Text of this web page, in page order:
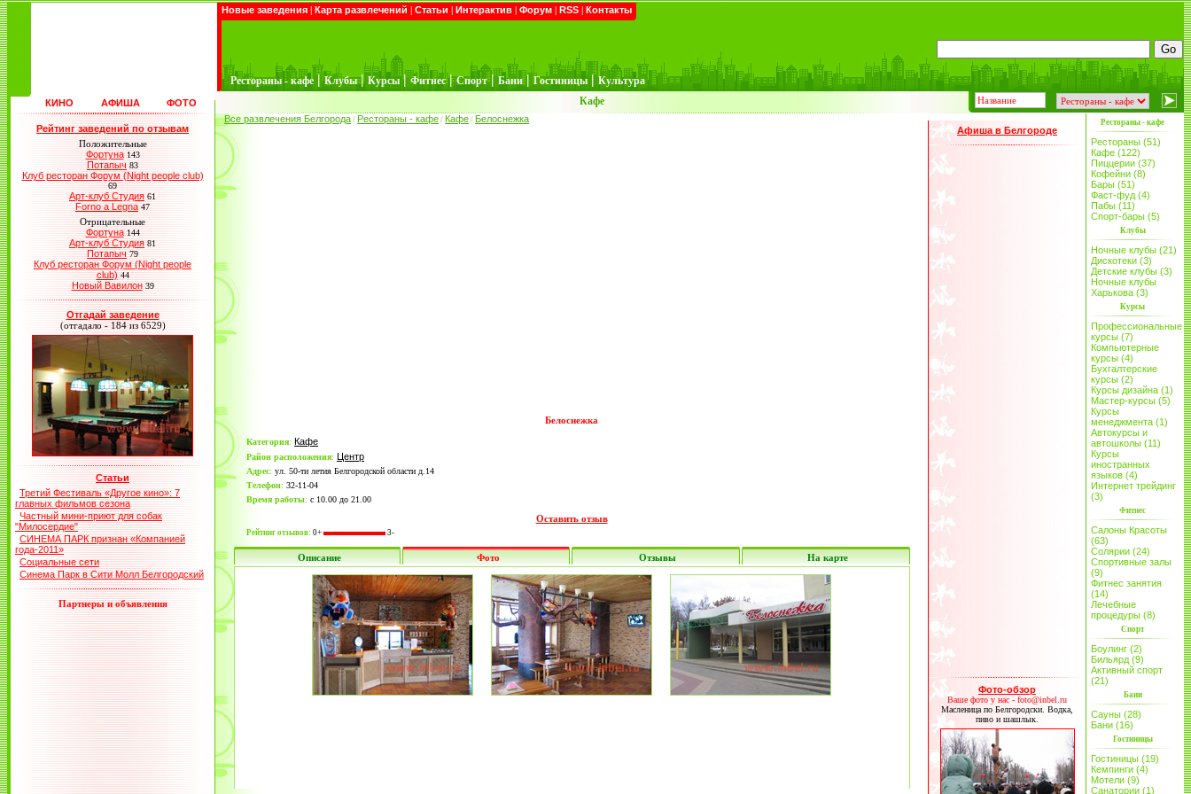
Новые заведения | Карта развлечений | Статьи | Интерактив | Форум | RSS | Контакты
Рестораны - кафе | Клубы | Курсы | Фитнес | Спорт | Бани | Гостиницы | Культура
КИНО АФИША ФОТО Кафе
Рейтинг заведений по отзывам
Положительные
Фортуна 143
Потапыч 83
Клуб ресторан Форум (Night people club)
69
Арт-клуб Студия 61
Forno a Legna 47
Отрицательные
Фортуна 144
Арт-клуб Студия 81
Потапыч 79
Клуб ресторан Форум (Night people
club) 44
Новый Вавилон 39
Отгадай заведение
(отгадало - 184 из 6529)
Статьи
Третий Фестиваль «Другое кино»: 7
главных фильмов сезона
Частный мини-приют для собак
"Милосердие"
СИНЕМА ПАРК признан «Компанией
года-2011»
Социальные сети
Синема Парк в Сити Молл Белгородский
Партнеры и объявления
Все развлечения Белгорода / Рестораны - кафе / Кафе / Белоснежка
Белоснежка
Категория: Кафе
Район расположения: Центр
Адрес: ул. 50-ти летия Белгородской области д.14
Телефон: 32-11-04
Время работы: с 10.00 до 21.00
Оставить отзыв
Рейтинг отзывов: 0+ 3-
Описание Фото Отзывы На карте
Афиша в Белгороде
Фото-обзор
Ваше фото у нас - foto@inbel.ru
Масленица по Белгородски. Водка,
пиво и шашлык.
Рестораны - кафе
Рестораны (51)
Кафе (122)
Пиццерии (37)
Кофейни (8)
Бары (51)
Фаст-фуд (4)
Пабы (11)
Спорт-бары (5)
Клубы
Ночные клубы (21)
Дискотеки (3)
Детские клубы (3)
Ночные клубы
Харькова (3)
Курсы
Профессиональные
курсы (7)
Компьютерные
курсы (4)
Бухгалтерские
курсы (2)
Курсы дизайна (1)
Мастер-курсы (5)
Курсы
менеджмента (1)
Автокурсы и
автошколы (11)
Курсы
иностранных
языков (4)
Интернет трейдинг
(3)
Фитнес
Салоны Красоты
(63)
Солярии (24)
Спортивные залы
(9)
Фитнес занятия
(14)
Лечебные
процедуры (8)
Спорт
Боулинг (2)
Бильярд (9)
Активный спорт
(21)
Бани
Сауны (28)
Бани (16)
Гостиницы
Гостиницы (19)
Кемпинги (4)
Мотели (9)
Санатории (1)